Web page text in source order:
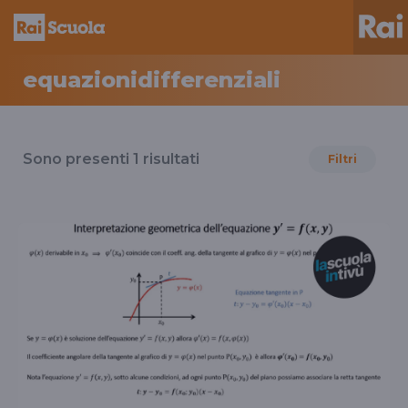
equazionidifferenziali
il
equazionidifferenziali
Sono presenti 1 risultati Filtri